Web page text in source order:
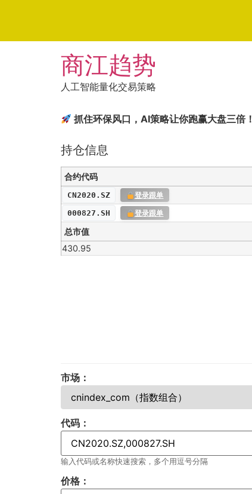
商江趋势
人工智能量化交易策略
抓住环保风口，AI策略让你跑赢大盘三倍！
持仓信息
合约代码
CN2020.SZ 登录跟单
000827.SH 登录跟单
总市值
430.95
市场：
代码：
输入代码或名称快速搜索，多个用逗号分隔
价格：